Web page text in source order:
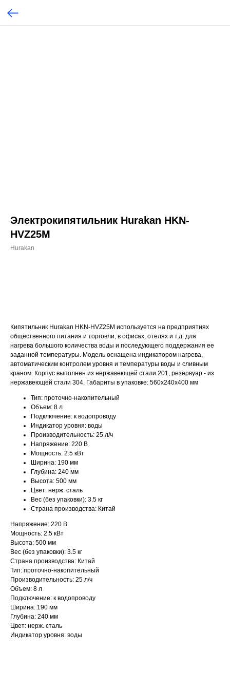
Электрокипятильник Hurakan HKN-
HVZ25M
Hurakan
Кипятильник Hurakan HKN-HVZ25M используется на предприятиях
общественного питания и торговли, в офисах, отелях и т.д. для
нагрева большого количества воды и последующего поддержания ее
заданной температуры. Модель оснащена индикатором нагрева,
автоматическим контролем уровня и температуры воды и сливным
краном. Корпус выполнен из нержавеющей стали 201, резервуар - из
нержавеющей стали 304. Габариты в упаковке: 560х240х400 мм
Тип: проточно-накопительный
Объем: 8 л
Подключение: к водопроводу
Индикатор уровня: воды
Производительность: 25 л/ч
Напряжение: 220 В
Мощность: 2.5 кВт
Ширина: 190 мм
Глубина: 240 мм
Высота: 500 мм
Цвет: нерж. сталь
Вес (без упаковки): 3.5 кг
Страна производства: Китай
Напряжение: 220 В
Мощность: 2.5 кВт
Высота: 500 мм
Вес (без упаковки): 3.5 кг
Страна производства: Китай
Тип: проточно-накопительный
Производительность: 25 л/ч
Объем: 8 л
Подключение: к водопроводу
Ширина: 190 мм
Глубина: 240 мм
Цвет: нерж. сталь
Индикатор уровня: воды